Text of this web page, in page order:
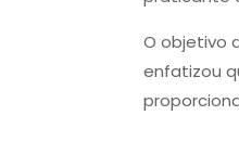
O objetivo
enfatizou